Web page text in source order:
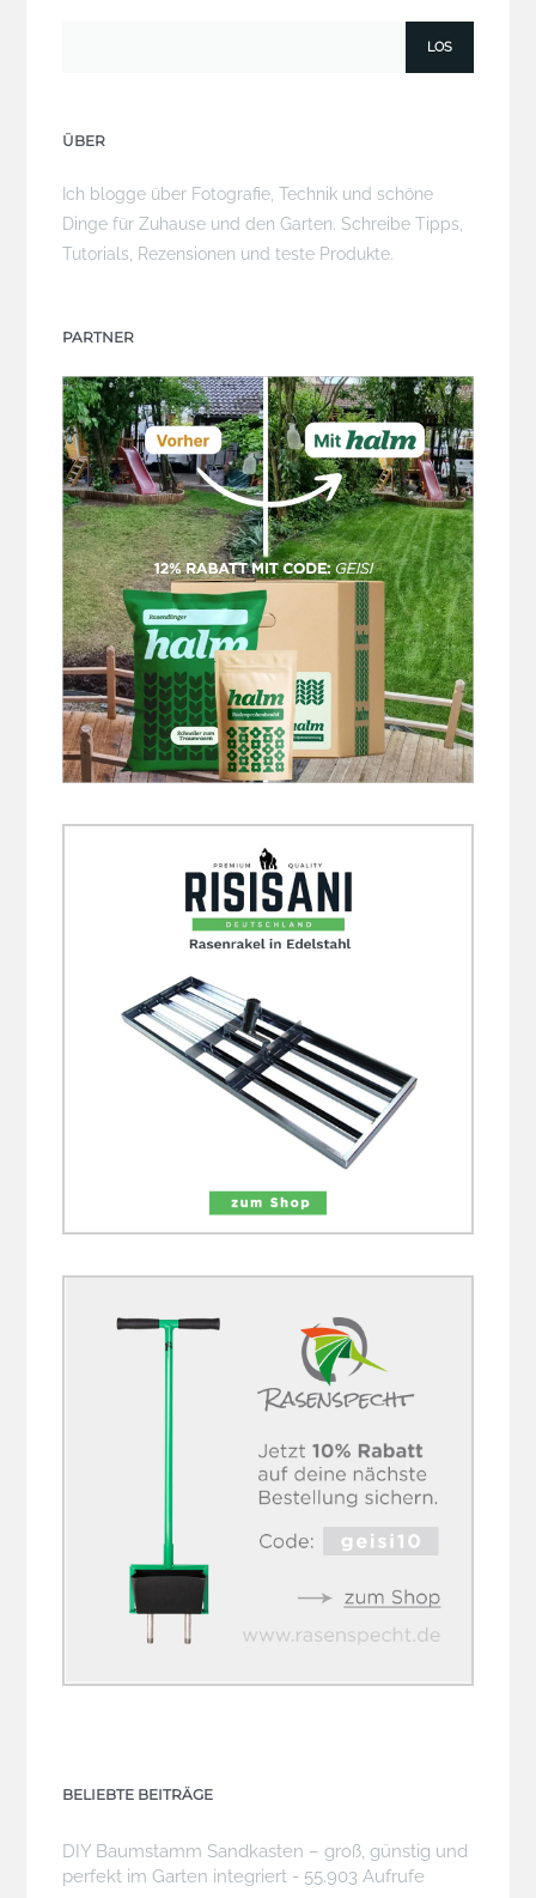
ÜBER
Ich blogge über Fotografie, Technik und schöne
Dinge für Zuhause und den Garten. Schreibe Tipps,
Tutorials, Rezensionen und teste Produkte.
PARTNER
BELIEBTE BEITRÄGE
DIY Baumstamm Sandkasten – groß, günstig und
perfekt im Garten integriert - 55.903 Aufrufe